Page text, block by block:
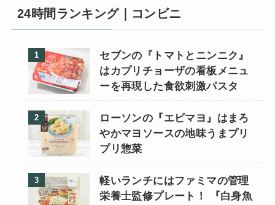
24時間ランキング｜コンビニ
セブンの『トマトとニンニク』
はカプリチョーザの看板メニュ
ーを再現した食欲刺激パスタ
ローソンの『エビマヨ』はまろ
やかマヨソースの地味うまプリ
プリ惣菜
軽いランチにはファミマの管理
栄養士監修プレート！ 『白身魚